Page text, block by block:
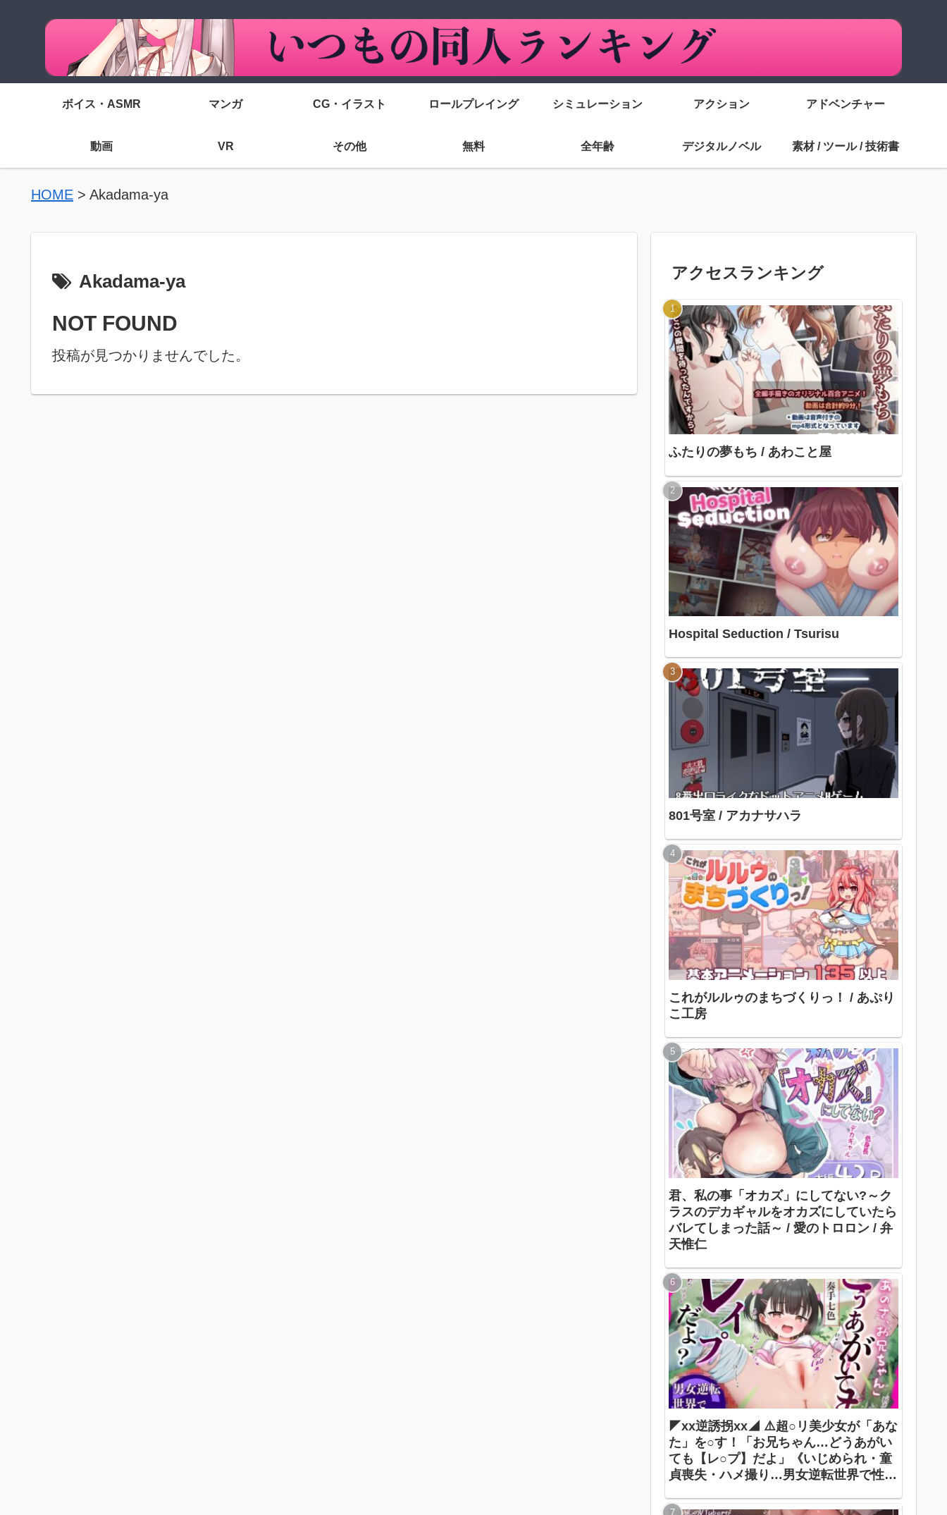
ボイス・ASMR マンガ CG・イラスト ロールプレイング シミュレーション アクション アドベンチャー
動画 VR その他 無料 全年齢 デジタルノベル 素材 / ツール / 技術書
HOME > Akadama-ya
Akadama-ya
NOT FOUND
投稿が見つかりませんでした。
アクセスランキング
ふたりの夢もち / あわこと屋
Hospital Seduction / Tsurisu
801号室 / アカナサハラ
これがルルゥのまちづくりっ！ / あぷり
こ工房
君、私の事「オカズ」にしてない?～ク
ラスのデカギャルをオカズにしていたら
バレてしまった話～ / 愛のトロロン / 弁
天惟仁
◤xx逆誘拐xx◢ ⚠️超○リ美少女が「あな
た」を○す！「お兄ちゃん…どうあがい
ても【レ○プ】だよ」《いじめられ・童
貞喪失・ハメ撮り…男女逆転世界で性犯
色